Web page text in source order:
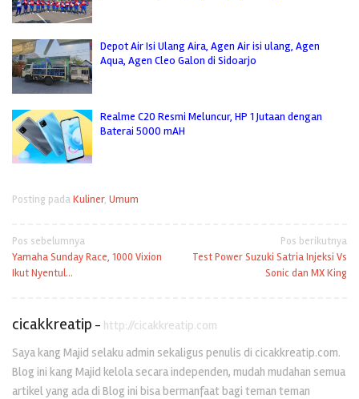
Depot Air Isi Ulang Aira, Agen Air isi ulang, Agen
Aqua, Agen Cleo Galon di Sidoarjo
Realme C20 Resmi Meluncur, HP 1 Jutaan dengan
Baterai 5000 mAH
Posting padaKuliner, Umum
Navigasi
pos
Pos sebelumnya
Yamaha Sunday Race, 1000 Vixion
Ikut Nyentul…
Pos berikutnya
Test Power Suzuki Satria Injeksi Vs
Sonic dan MX King
cicakkreatip - http://cicakkreatip.com
Saya kang Majid selaku admin sekaligus penulis di cicakkreatip.com.
Blog ini kang Majid kelola secara independen, mudah mudahan semua
artikel yang ada di Blog ini bisa bermanfaat bagi teman teman